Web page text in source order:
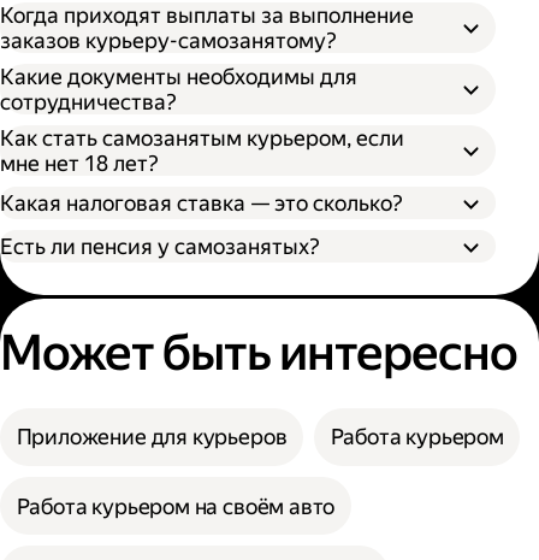
Когда приходят выплаты за выполнение
заказов курьеру-самозанятому?
Какие документы необходимы для
сотрудничества?
Как стать самозанятым курьером, если
мне нет 18 лет?
Какая налоговая ставка — это сколько?
Есть ли пенсия у самозанятых?
Может быть интересно
Приложение для курьеров Работа курьером
Работа курьером на своём авто